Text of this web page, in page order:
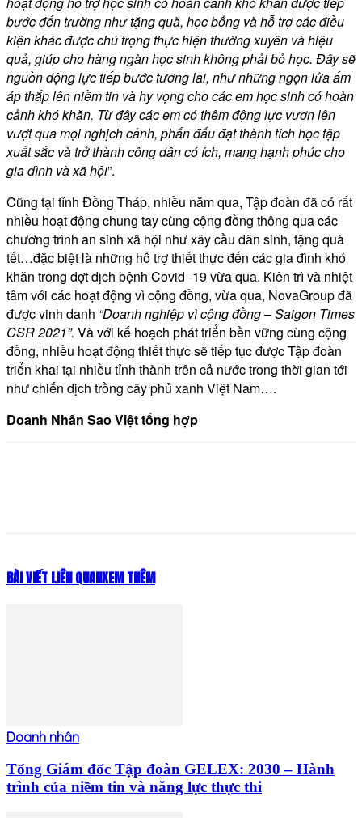
bước đến trường như tặng quà, học bổng và hỗ trợ các điều
kiện khác được chú trọng thực hiện thường xuyên và hiệu
quả, giúp cho hàng ngàn học sinh không phải bỏ học. Đây sẽ
nguồn động lực tiếp bước tương lai, như những ngọn lửa ấm
áp thắp lên niềm tin và hy vọng cho các em học sinh có hoàn
cảnh khó khăn. Từ đây các em có thêm động lực vươn lên
vượt qua mọi nghịch cảnh, phấn đấu đạt thành tích học tập
xuất sắc và trở thành công dân có ích, mang hạnh phúc cho
gia đình và xã hội”.
Cũng tại tỉnh Đồng Tháp, nhiều năm qua, Tập đoàn đã có rất
nhiều hoạt động chung tay cùng cộng đồng thông qua các
chương trình an sinh xã hội như xây cầu dân sinh, tặng quà
tết…đặc biệt là những hỗ trợ thiết thực đến các gia đình khó
khăn trong đợt dịch bệnh Covid -19 vừa qua. Kiên trì và nhiệt
tâm với các hoạt động vì cộng đồng, vừa qua, NovaGroup đã
được vinh danh “Doanh nghiệp vì cộng đồng – Saigon Times
CSR 2021”. Và với kế hoạch phát triển bền vững cùng cộng
đồng, nhiều hoạt động thiết thực sẽ tiếp tục được Tập đoàn
triển khai tại nhiều tỉnh thành trên cả nước trong thời gian tới
như chiến dịch trồng cây phủ xanh Việt Nam….
Doanh Nhân Sao Việt tổng hợp
BÀI VIẾT LIÊN QUANXEM THÊM
Doanh nhân
Tổng Giám đốc Tập đoàn GELEX: 2030 – Hành
trình của niềm tin và năng lực thực thi